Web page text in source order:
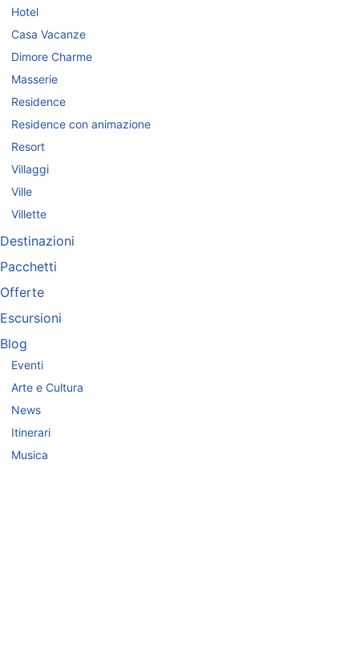
Hotel
Casa Vacanze
Dimore Charme
Masserie
Residence
Residence con animazione
Resort
Villaggi
Ville
Villette
Destinazioni
Pacchetti
Offerte
Escursioni
Blog
Eventi
Arte e Cultura
News
Itinerari
Musica